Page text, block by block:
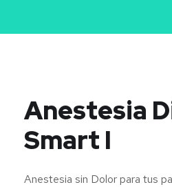
Anestesia
Smart I
Anestesia sin Dolor para tus